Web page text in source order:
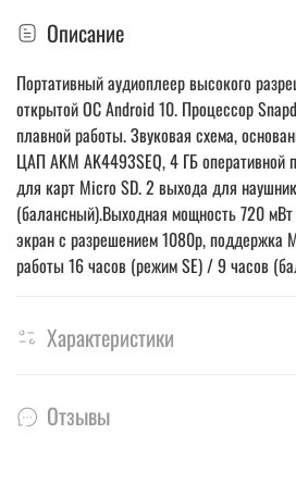
Описание
Портативный аудиоплеер высокого
открытой ОС Android 10. Процессор
плавной работы. Звуковая схема,
ЦАП AKM AK4493SEQ, 4 ГБ оперативной
для карт Micro SD. 2 выхода для
(балансный).Выходная мощность 720
экран с разрешением 1080p, поддержка
работы 16 часов (режим SE) / 9 часов
Характеристики
Отзывы